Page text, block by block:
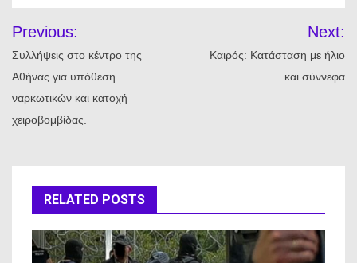
άρθρων
Previous:
Συλλήψεις στο κέντρο της
Αθήνας για υπόθεση
ναρκωτικών και κατοχή
χειροβομβίδας.
Next:
Καιρός: Κατάσταση με ήλιο
και σύννεφα
RELATED POSTS